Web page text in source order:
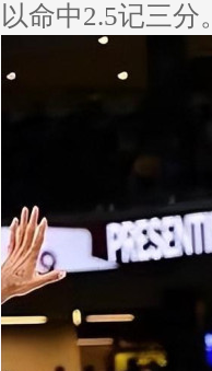
以命中2.5记三分